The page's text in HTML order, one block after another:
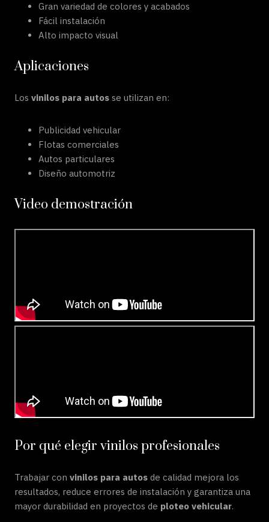
Gran variedad de colores y acabados
Fácil instalación
Alto impacto visual
Aplicaciones
Los vinilos para autos se utilizan en:
Publicidad vehicular
Flotas comerciales
Autos particulares
Diseño automotriz
Video demostración
Por qué elegir vinilos profesionales
Trabajar con vinilos para autos de calidad mejora los
resultados, reduce errores de instalación y garantiza una
mayor durabilidad en proyectos de ploteo vehicular.